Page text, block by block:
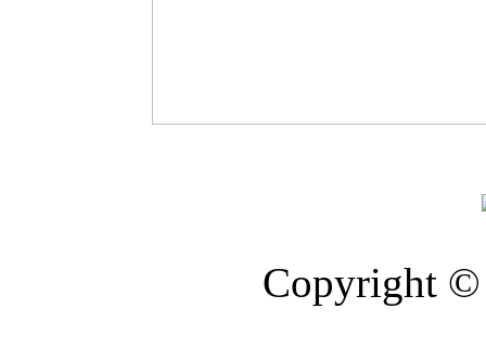
Copyright ©